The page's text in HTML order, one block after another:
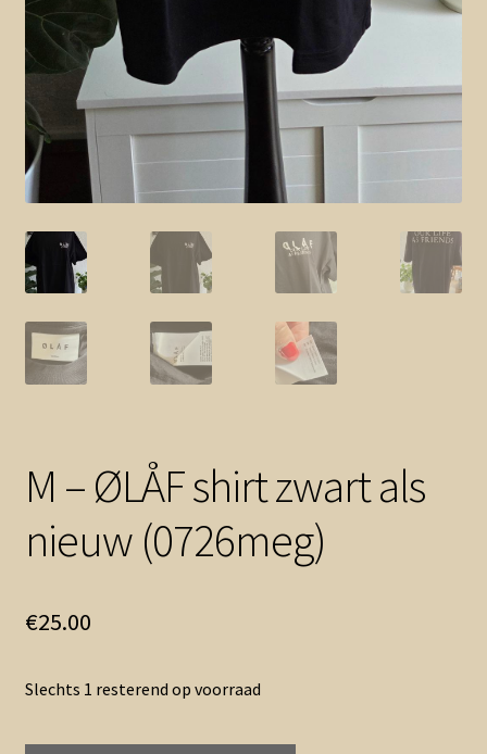
M – ØLÅF shirt zwart als
nieuw (0726meg)
€25.00
Slechts 1 resterend op voorraad